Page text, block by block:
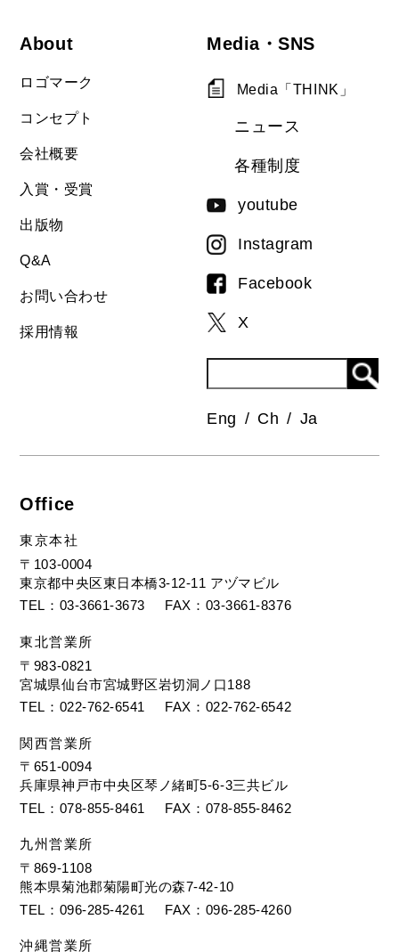
About
ロゴマーク
コンセプト
会社概要
入賞・受賞
出版物
Q&A
お問い合わせ
採用情報
Media・SNS
Media「THINK」
ニュース
各種制度
youtube
Instagram
Facebook
X
Eng Ch Ja
Office
東京本社
〒103-0004
東京都中央区東日本橋3-12-11 アヅマビル
TEL
03-3661-3673 FAX 03-3661-8376
東北営業所
〒983-0821
宮城県仙台市宮城野区岩切洞ノ口188
TEL
022-762-6541 FAX 022-762-6542
関西営業所
〒651-0094
兵庫県神戸市中央区琴ノ緒町5-6-3三共ビル
TEL
078-855-8461 FAX 078-855-8462
九州営業所
〒869-1108
熊本県菊池郡菊陽町光の森7-42-10
TEL
096-285-4261 FAX 096-285-4260
沖縄営業所